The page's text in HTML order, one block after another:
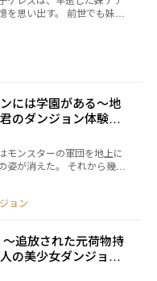
れているオメガウイルスの
画、ユートピアに無事にた
思い出す。 前世でも妹を
そこで出会ったトレジャ
の悪さからケレスとの婚
るで違う二人だが、同じ宝
に互いのことを深く理解し
には学園がある～地
のダンジョン体験記
モンスターの軍団を地上に
が消えた。 それから幾年
得た人類は、地上奪還の可
。 観測隊を率いていたジ
スターに襲われた。 そん
らす人類を知ることになる
ョン
追放された元荷物持
の美少女ダンジョン
バズってしまう～